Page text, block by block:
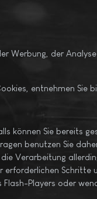
Werbung, der
entnehmen Sie
können Sie bereits
benutzen Sie
Verarbeitung
erforderlichen
Players oder